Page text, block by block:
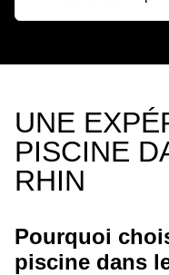
UNE
PISCINE
RHIN
Pourquoi
piscine dans